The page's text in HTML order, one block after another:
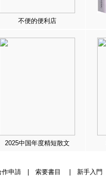
不便的便利店
2025中国年度精短散文
作申請| 索要書目 新手入門